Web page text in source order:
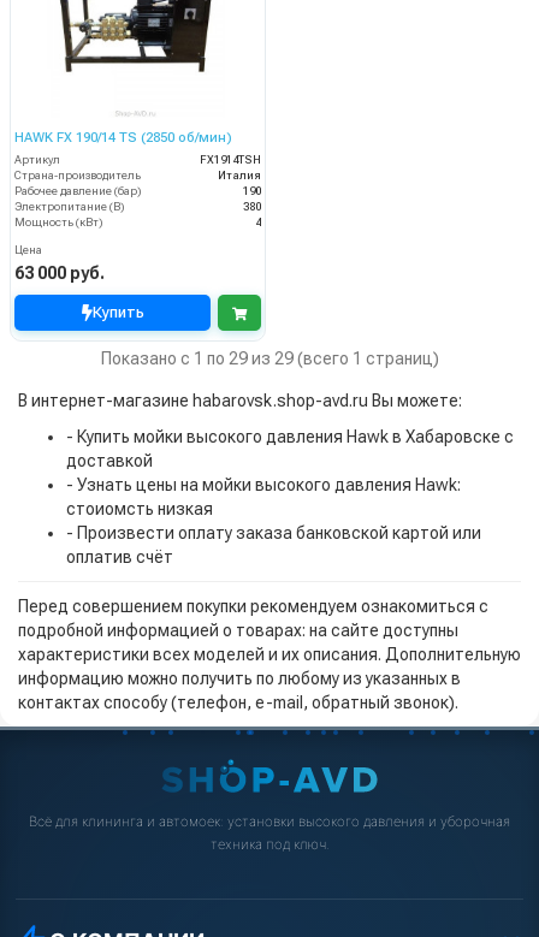
HAWK FX 190/14 TS (2850 об/мин)
Артикул
FX1914TSH
Страна-производитель
Италия
Рабочее давление (бар)
190
Электропитание (В)
380
Мощность (кВт)
4
Цена
63 000 руб.
Купить
Показано с 1 по 29 из 29 (всего 1 страниц)
В интернет-магазине habarovsk.shop-avd.ru Вы можете:
- Купить мойки высокого давления Hawk в Хабаровске с
доставкой
- Узнать цены на мойки высокого давления Hawk:
стоиомсть низкая
- Произвести оплату заказа банковской картой или
оплатив счёт
Перед совершением покупки рекомендуем ознакомиться с
подробной информацией о товарах: на сайте доступны
характеристики всех моделей и их описания. Дополнительную
информацию можно получить по любому из указанных в
контактах способу (телефон, e-mail, обратный звонок).
Всё для клининга и автомоек: установки высокого давления и уборочная
техника под ключ.